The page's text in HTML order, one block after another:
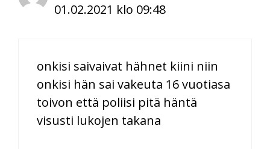
01.02.2021 klo 09:48
onkisi saivaivat hähnet kiini niin
onkisi hän sai vakeuta 16 vuotiasa
toivon että poliisi pitä häntä
visusti lukojen takana